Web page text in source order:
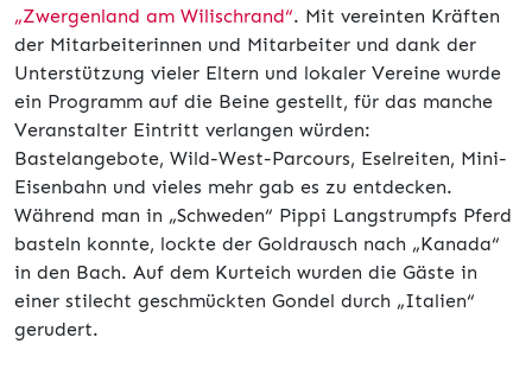
„Zwergenland am Wilischrand“. Mit vereinten Kräften
der Mitarbeiterinnen und Mitarbeiter und dank der
Unterstützung vieler Eltern und lokaler Vereine wurde
ein Programm auf die Beine gestellt, für das manche
Veranstalter Eintritt verlangen würden:
Bastelangebote, Wild-West-Parcours, Eselreiten, Mini-
Eisenbahn und vieles mehr gab es zu entdecken.
Während man in „Schweden“ Pippi Langstrumpfs Pferd
basteln konnte, lockte der Goldrausch nach „Kanada“
in den Bach. Auf dem Kurteich wurden die Gäste in
einer stilecht geschmückten Gondel durch „Italien“
gerudert.